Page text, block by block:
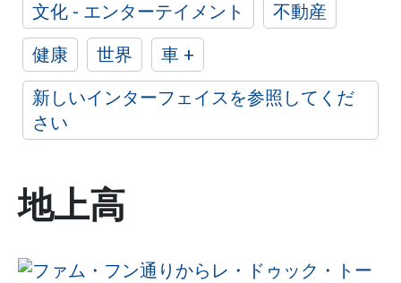
文化 - エンターテイメント
不動産
健康
世界
車 +
新しいインターフェイスを参照してくだ
さい
地上高